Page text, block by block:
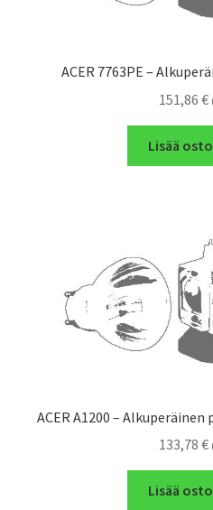
ACER 7763PE –
151,86 €
Lisää
ACER A1200 –
133,78 €
Lisää